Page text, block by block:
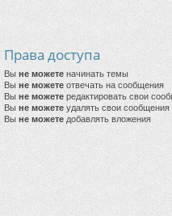
Права доступа
Вы не можете начинать темы
Вы не можете отвечать на сообщения
Вы не можете редактировать свои
Вы не можете удалять свои сообщения
Вы не можете добавлять вложения